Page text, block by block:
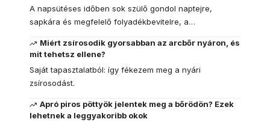
A napsütéses időben sok szülő gondol naptejre,
sapkára és megfelelő folyadékbevitelre, a…
Miért zsírosodik gyorsabban az arcbőr nyáron, és
mit tehetsz ellene?
Saját tapasztalatból: így fékezem meg a nyári
zsírosodást.
Apró piros pöttyök jelentek meg a bőrödön? Ezek
lehetnek a leggyakoribb okok